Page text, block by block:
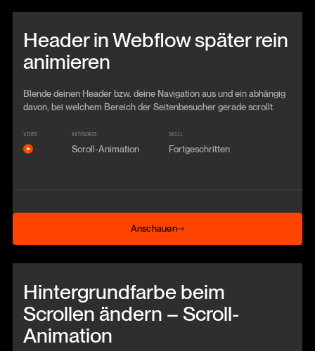
Header in Webflow später rein
animieren
Blende deinen Header bzw. deine Navigation aus und ein abhängig
davon, bei welchem Bereich der Seitenbesucher gerade scrollt.
VIDEO KATEGORIE
Scroll-Animation
SKILL
Fortgeschritten
Anschauen
Anschauen
Hintergrundfarbe beim
Scrollen ändern – Scroll-
Animation